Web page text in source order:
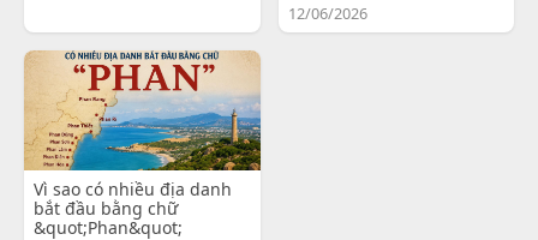
12/06/2026
Vì sao có nhiều địa danh
bắt đầu bằng chữ
&quot;Phan&quot;